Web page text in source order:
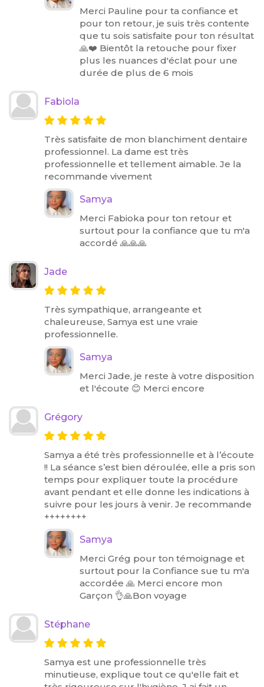
Merci Pauline pour ta confiance et
pour ton retour, je suis très contente
que tu sois satisfaite pour ton résultat
🙏❤️ Bientôt la retouche pour fixer
plus les nuances d'éclat pour une
durée de plus de 6 mois
Fabiola
Très satisfaite de mon blanchiment dentaire
professionnel. La dame est très
professionnelle et tellement aimable. Je la
recommande vivement
Samya
Merci Fabioka pour ton retour et
surtout pour la confiance que tu m'a
accordé 🙏🙏🙏
Jade
Très sympathique, arrangeante et
chaleureuse, Samya est une vraie
professionnelle.
Samya
Merci Jade, je reste à votre disposition
et l'écoute 😊 Merci encore
Grégory
Samya a été très professionnelle et à l’écoute
!! La séance s’est bien déroulée, elle a pris son
temps pour expliquer toute la procédure
avant pendant et elle donne les indications à
suivre pour les jours à venir. Je recommande
++++++++
Samya
Merci Grég pour ton témoignage et
surtout pour la Confiance sue tu m'a
accordée 🙏 Merci encore mon
Garçon 👌🙏Bon voyage
Stéphane
Samya est une professionnelle très
minutieuse, explique tout ce qu'elle fait et